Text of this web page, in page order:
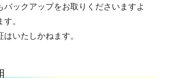
バックアップをお取りくださいますよ
。
いたしかねます。